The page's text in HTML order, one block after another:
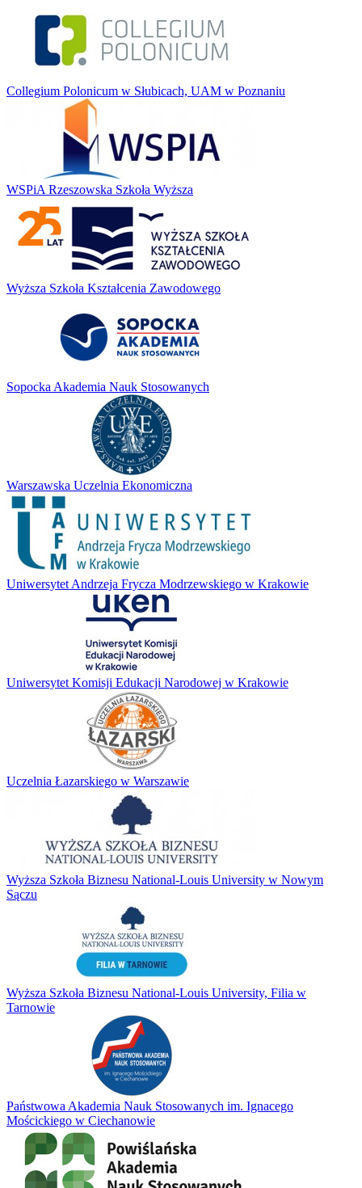
Collegium Polonicum w Słubicach, UAM w Poznaniu
WSPiA Rzeszowska Szkoła Wyższa
Wyższa Szkoła Kształcenia Zawodowego
Sopocka Akademia Nauk Stosowanych
Warszawska Uczelnia Ekonomiczna
Uniwersytet Andrzeja Frycza Modrzewskiego w Krakowie
Uniwersytet Komisji Edukacji Narodowej w Krakowie
Uczelnia Łazarskiego w Warszawie
Wyższa Szkoła Biznesu National-Louis University w Nowym
Sączu
Wyższa Szkoła Biznesu National-Louis University, Filia w
Tarnowie
Państwowa Akademia Nauk Stosowanych im. Ignacego
Mościckiego w Ciechanowie